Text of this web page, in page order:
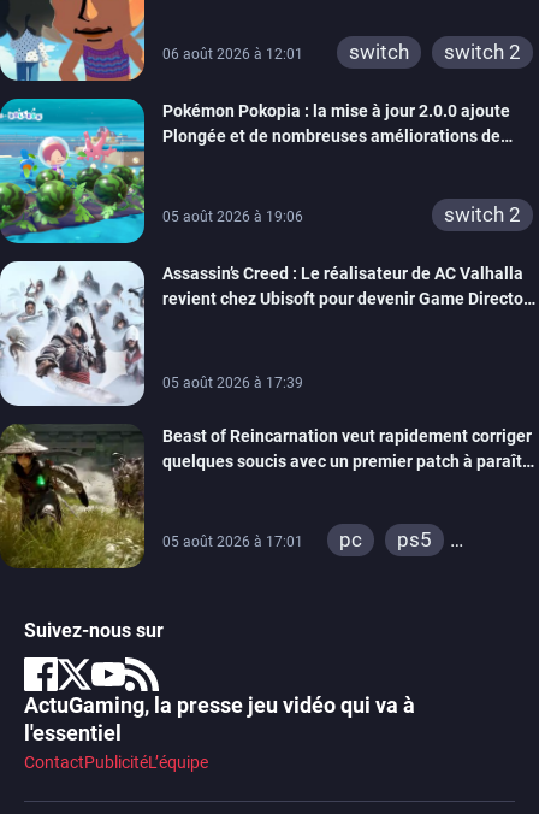
switch 2
06 août 2026 à 12:01 switch switch 2
Pokémon Pokopia : la mise à jour 2.0.0 ajoute
Plongée et de nombreuses améliorations de
05 août 2026 à 19:06 switch 2
Assassin’s Creed : Le réalisateur de AC Valhalla
revient chez Ubisoft pour devenir Game Director
05 août 2026 à 17:39
Beast of Reincarnation veut rapidement corriger
quelques soucis avec un premier patch à paraître
05 août 2026 à 17:01 pc
ps5
Suivez-nous sur
ActuGaming, la presse jeu vidéo qui va à
l'essentiel
ContactPublicitéL’équipe